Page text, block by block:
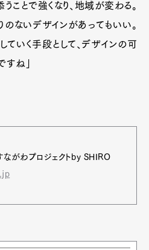
ことで強くなり、地域が変わる。
のないデザインがあってもいい。
いく手段として、デザインの可
ね」
ながわプロジェクトby SHIRO